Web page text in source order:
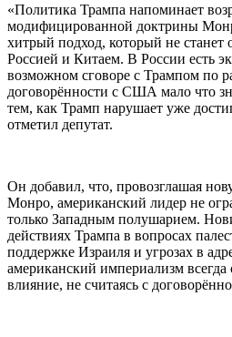
«Политика Трампа напоминает
модифицированной доктрины
хитрый подход, который не станет
Россией и Китаем. В России есть
возможном сговоре с Трампом по
договорённости с США мало что
тем, как Трамп нарушает уже
отметил депутат.
Он добавил, что, провозглашая
Монро, американский лидер не
только Западным полушарием.
действиях Трампа в вопросах
поддержке Израиля и угрозах в
американский империализм всегда
влияние, не считаясь с